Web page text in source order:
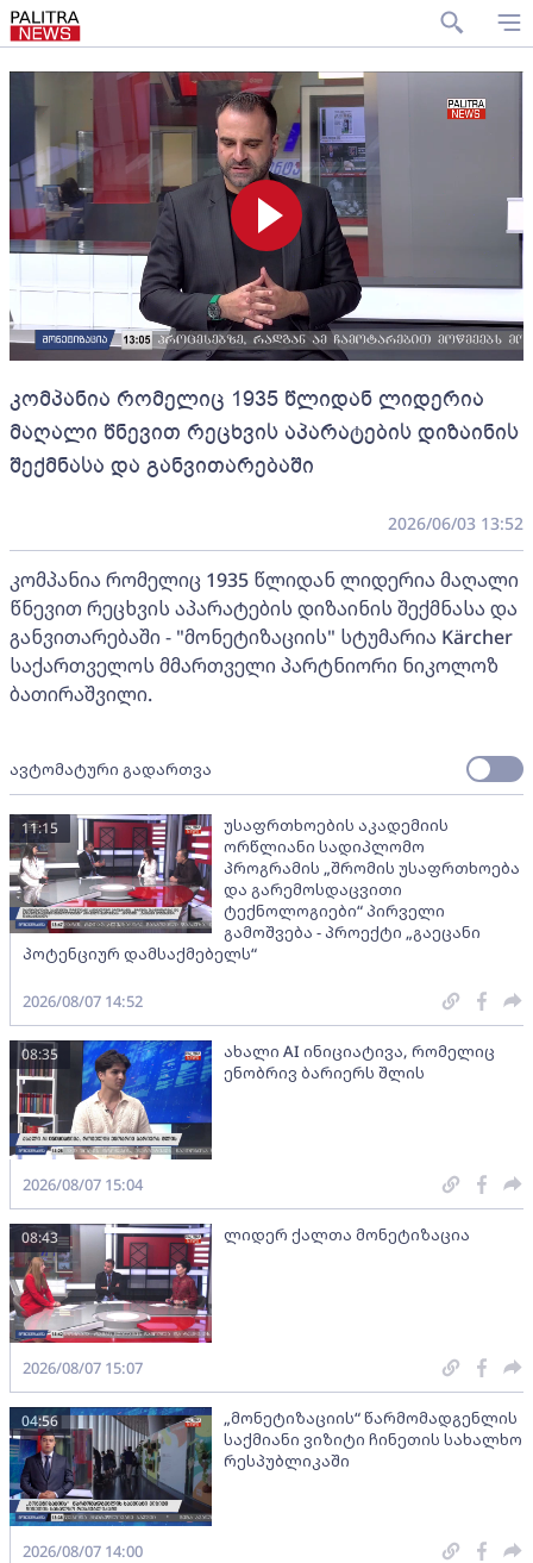
კომპანია რომელიც 1935 წლიდან ლიდერია
მაღალი წნევით რეცხვის აპარატების დიზაინის
შექმნასა და განვითარებაში
2026/06/03 13:52
კომპანია რომელიც 1935 წლიდან ლიდერია მაღალი
წნევით რეცხვის აპარატების დიზაინის შექმნასა და
განვითარებაში - "მონეტიზაციის" სტუმარია Kärcher
საქართველოს მმართველი პარტნიორი ნიკოლოზ
ბათირაშვილი.
ავტომატური გადართვა
უსაფრთხოების აკადემიის
ორწლიანი სადიპლომო
პროგრამის „შრომის უსაფრთხოება
და გარემოსდაცვითი
ტექნოლოგიები“ პირველი
გამოშვება - პროექტი „გაეცანი
პოტენციურ დამსაქმებელს“
11:15
2026/08/07 14:52
ახალი AI ინიციატივა, რომელიც
ენობრივ ბარიერს შლის
08:35
2026/08/07 15:04
ლიდერ ქალთა მონეტიზაცია
08:43
2026/08/07 15:07
„მონეტიზაციის“ წარმომადგენლის
საქმიანი ვიზიტი ჩინეთის სახალხო
რესპუბლიკაში
04:56
2026/08/07 14:00